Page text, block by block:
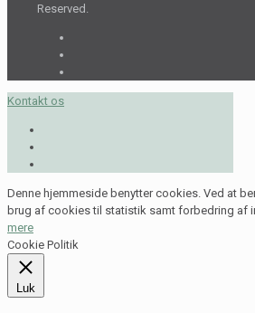
Reserved.
Kontakt os
Denne hjemmeside benytter cookies. Ved at
brug af cookies til statistik samt forbedring af
mere
Cookie Politik
Luk